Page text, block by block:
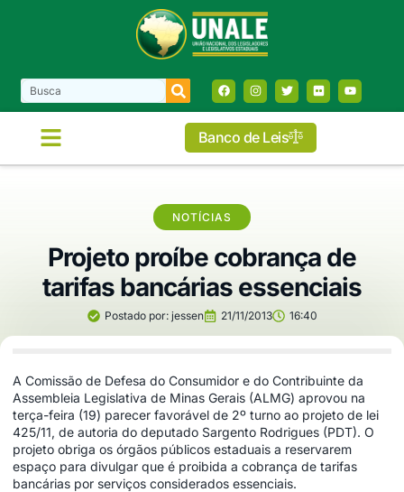
Banco de Leis
NOTÍCIAS
Projeto proíbe cobrança de
tarifas bancárias essenciais
Postado por:jessen 21/11/2013 16:40
A Comissão de Defesa do Consumidor e do Contribuinte da
Assembleia Legislativa de Minas Gerais (ALMG) aprovou na
terça-feira (19) parecer favorável de 2º turno ao projeto de lei
425/11, de autoria do deputado Sargento Rodrigues (PDT). O
projeto obriga os órgãos públicos estaduais a reservarem
espaço para divulgar que é proibida a cobrança de tarifas
bancárias por serviços considerados essenciais.